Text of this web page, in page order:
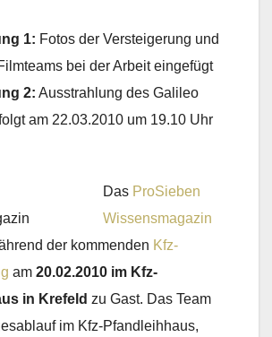
1: Fotos der Versteigerung und
bei der Arbeit eingefügt
2: Ausstrahlung des Galileo
am 22.03.2010 um 19.10 Uhr
Das ProSieben
Wissensmagazin
der kommenden Kfz-
am 20.02.2010 im Kfz-
in Krefeld zu Gast. Das Team
im Kfz-Pfandleihhaus,